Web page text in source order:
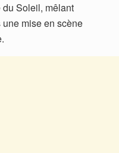
du Soleil, mêlant
mise en scène